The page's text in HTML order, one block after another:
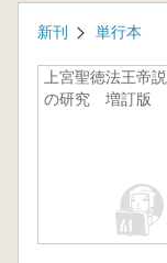
新刊 単行本
上宮聖徳法王帝説
の研究 増訂版